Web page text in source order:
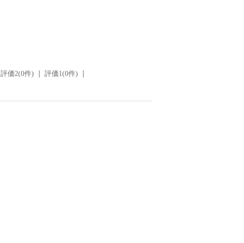
評価2(0件) 評価1(0件)